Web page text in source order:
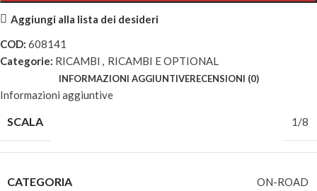
Aggiungi alla lista dei desideri
COD: 608141
Categorie: RICAMBI , RICAMBI E OPTIONAL
INFORMAZIONI AGGIUNTIVERECENSIONI (0)
Informazioni aggiuntive
SCALA 1/8
CATEGORIA ON-ROAD